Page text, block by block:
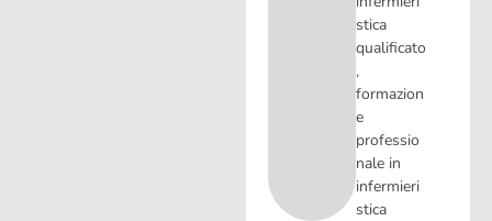
stica
qualificato
,
formazion
e
professio
nale in
infermieri
stica